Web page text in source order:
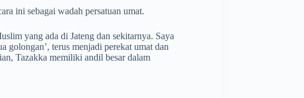
ini sebagai wadah persatuan umat.
yang ada di Jateng dan sekitarnya. Saya
golongan’, terus menjadi perekat umat dan
Tazakka memiliki andil besar dalam